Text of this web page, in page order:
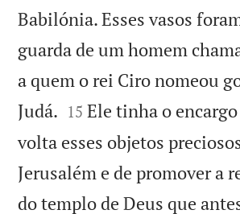
Babilónia. Esses vasos
guarda de um homem
a quem o rei Ciro nomeou
Judá. 

15 Ele tinha o
volta esses objetos
Jerusalém e de promover a
do templo de Deus que